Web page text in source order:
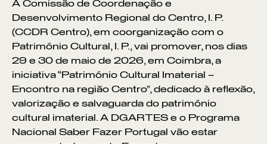
A Comissão de Coordenação e
Desenvolvimento Regional do Centro, I. P.
(CCDR Centro), em coorganização com o
Património Cultural, I. P., vai promover, nos dias
29 e 30 de maio de 2026, em Coimbra, a
iniciativa “Património Cultural Imaterial –
Encontro na região Centro”, dedicado à reflexão,
valorização e salvaguarda do património
cultural imaterial. A DGARTES e o Programa
Nacional Saber Fazer Portugal vão estar